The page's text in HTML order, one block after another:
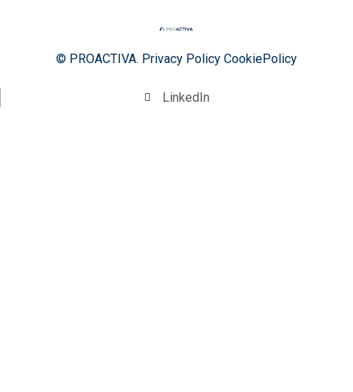
© PROACTIVA. Privacy Policy CookiePolicy
LinkedIn